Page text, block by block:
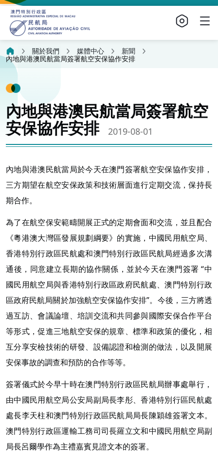
關於我們 媒體中心
新聞
內地與港澳民航當局簽署航空安保協作安排
內地與港澳民航當局簽署航空
安保協作安排
2019-08-01
內地與港澳民航當局於今天在澳門簽署航空安保協作安排，
三方期望在航空安保政策和技術層面進行定期交流，保持長
期合作。
為了在航空保安範疇開展正式的定期會面和交流，並且配合
《粵港澳大灣區發展規劃綱要》的實施，中國民用航空局、
香港特別行政區民航處和澳門特別行政區民航局經過多次溝
通後，同意建立長期的協作關係，並於今天在澳門簽署 “中
國民用航空局與香港特別行政區政府民航處、澳門特別行政
區政府民航局關於加強航空安保協作安排”。今後，三方將透
過互訪、會議論壇、培訓交流和共同參與國際安保合作平台
等形式，促進三地航空安保的規章、標準和政策的優化，相
互分享安檢技術的研發、設備認證和檢測的做法，以及開展
安保事故的調查和預防的合作等等。
簽署儀式於今早十時在澳門特別行政區民航局辦事處舉行，
由中國民用航空局公安局副局長李彤、香港特別行區民航處
處長李天柱和澳門特別行政區民航局局長陳穎雄簽署文本。
澳門特別行政區運輸工務司司長羅立文和中國民用航空局副
局長呂爾學作為主禮嘉賓見證文本的簽署。